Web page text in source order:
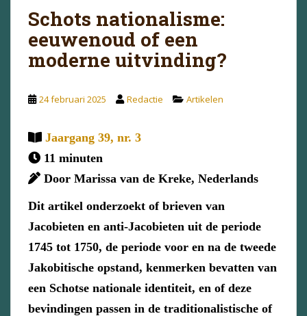
Schots nationalisme:
eeuwenoud of een
moderne uitvinding?
24 februari 2025 Redactie Artikelen
Jaargang 39, nr. 3
11 minuten
Door Marissa van de Kreke, Nederlands
Dit artikel onderzoekt of brieven van
Jacobieten en anti-Jacobieten uit de periode
1745 tot 1750, de periode voor en na de tweede
Jakobitische opstand, kenmerken bevatten van
een Schotse nationale identiteit, en of deze
bevindingen passen in de traditionalistische of